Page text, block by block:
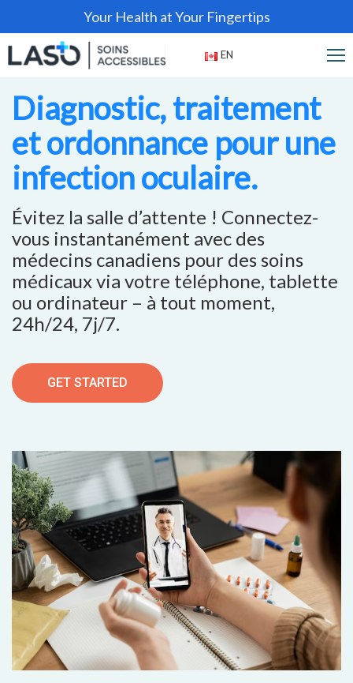
Your Health at Your Fingertips
EN
Diagnostic, traitement
et ordonnance pour une
infection oculaire.
Évitez la salle d’attente ! Connectez-
vous instantanément avec des
médecins canadiens pour des soins
médicaux via votre téléphone, tablette
ou ordinateur – à tout moment,
24h/24, 7j/7.
GET STARTED